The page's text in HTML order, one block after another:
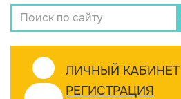
ЛИЧНЫЙ КАБИНЕТ
РЕГИСТРАЦИЯ